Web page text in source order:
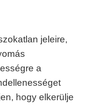
jeleire,
a
hogy elkerülje